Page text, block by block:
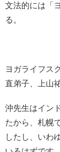
文法的には「
る。
ヨガライフス
直弟子、上山
沖先生はイン
たから、札幌
したし、いわ